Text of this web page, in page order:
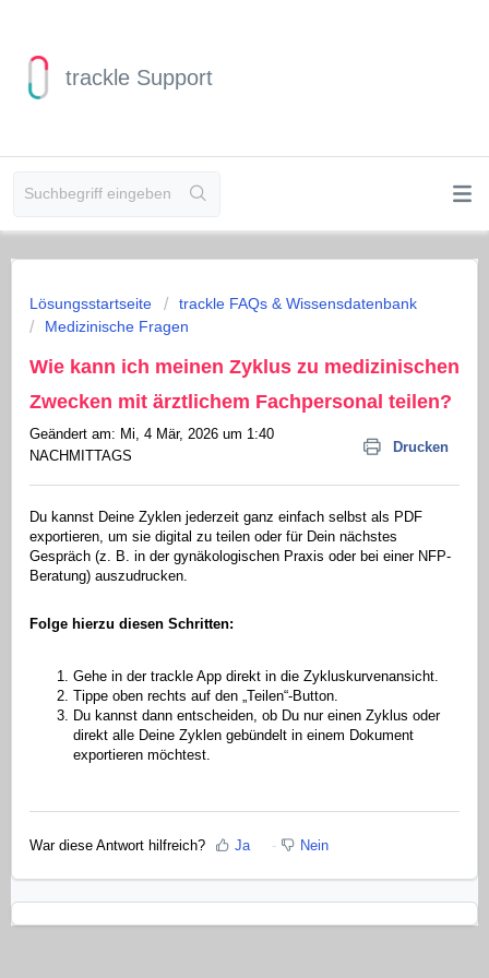
trackle Support
Lösungsstartseite
trackle FAQs & Wissensdatenbank
Medizinische Fragen
Wie kann ich meinen Zyklus zu medizinischen
Zwecken mit ärztlichem Fachpersonal teilen?
Drucken
Geändert am: Mi, 4 Mär, 2026 um 1:40
NACHMITTAGS
Du kannst Deine Zyklen jederzeit ganz einfach selbst als PDF
exportieren, um sie digital zu teilen oder für Dein nächstes
Gespräch (z. B. in der gynäkologischen Praxis oder bei einer NFP-
Beratung) auszudrucken.
Folge hierzu diesen Schritten:
Gehe in der trackle App direkt in die Zykluskurvenansicht.
Tippe oben rechts auf den „Teilen“-Button.
Du kannst dann entscheiden, ob Du nur einen Zyklus oder
direkt alle Deine Zyklen gebündelt in einem Dokument
exportieren möchtest.
War diese Antwort hilfreich? Ja Nein